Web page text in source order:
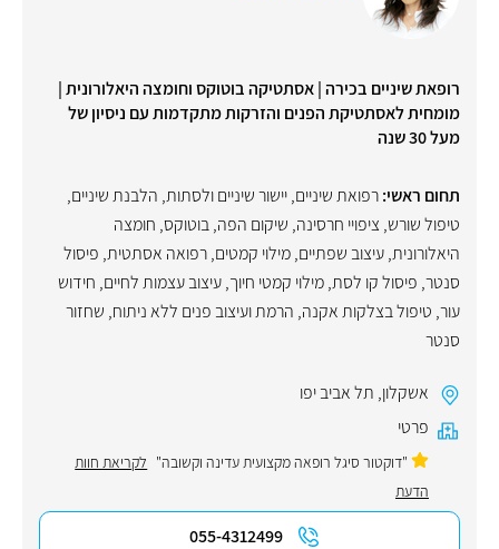
רופאת שיניים בכירה | אסתטיקה בוטוקס וחומצה היאלורונית |
מומחית לאסתטיקת הפנים והזרקות מתקדמות עם ניסיון של
מעל 30 שנה
תחום ראשי:רפואת שיניים,יישור שיניים ולסתות, הלבנת שיניים,
טיפול שורש, ציפויי חרסינה, שיקום הפה,בוטוקס, חומצה
היאלורונית,עיצוב שפתיים,מילוי קמטים,רפואה אסתטית, פיסול
סנטר, פיסול קו לסת,מילוי קמטי חיוך,עיצוב עצמות לחיים, חידוש
עור, טיפול בצלקות אקנה, הרמת ועיצוב פנים ללא ניתוח, שחזור
סנטר
אשקלון, תל אביב יפו
פרטי
"דוקטור סיגל רופאה מקצועית עדינה וקשובה" לקריאת חוות
הדעת
055-4312499